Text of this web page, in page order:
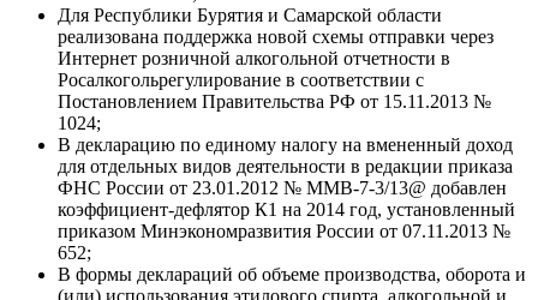
Для Республики Бурятия и Самарской области
реализована поддержка новой схемы отправки через
Интернет розничной алкогольной отчетности в
Росалкогольрегулирование в соответствии с
Постановлением Правительства РФ от 15.11.2013 №
1024;
В декларацию по единому налогу на вмененный доход
для отдельных видов деятельности в редакции приказа
ФНС России от 23.01.2012 № ММВ-7-3/13@ добавлен
коэффициент-дефлятор К1 на 2014 год, установленный
приказом Минэкономразвития России от 07.11.2013 №
652;
В формы деклараций об объеме производства, оборота и
(или) использования этилового спирта, алкогольной и